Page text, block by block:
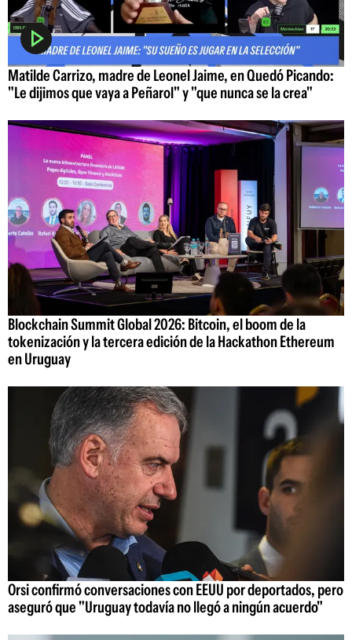
Matilde Carrizo, madre de Leonel Jaime, en Quedó Picando:
"Le dijimos que vaya a Peñarol" y "que nunca se la crea"
Blockchain Summit Global 2026: Bitcoin, el boom de la
tokenización y la tercera edición de la Hackathon Ethereum
en Uruguay
Orsi confirmó conversaciones con EEUU por deportados, pero
aseguró que "Uruguay todavía no llegó a ningún acuerdo"